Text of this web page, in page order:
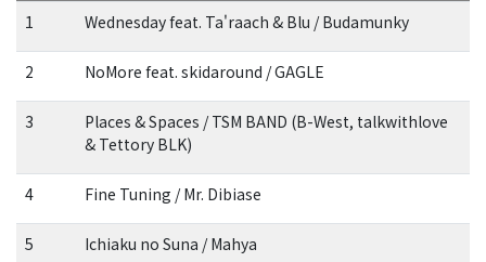
1
Wednesday feat. Ta'raach & Blu / Budamunky
2 NoMore feat. skidaround / GAGLE
3
Places & Spaces / TSM BAND (B-West, talkwithlove
& Tettory BLK)
4 Fine Tuning / Mr. Dibiase
5 Ichiaku no Suna / Mahya